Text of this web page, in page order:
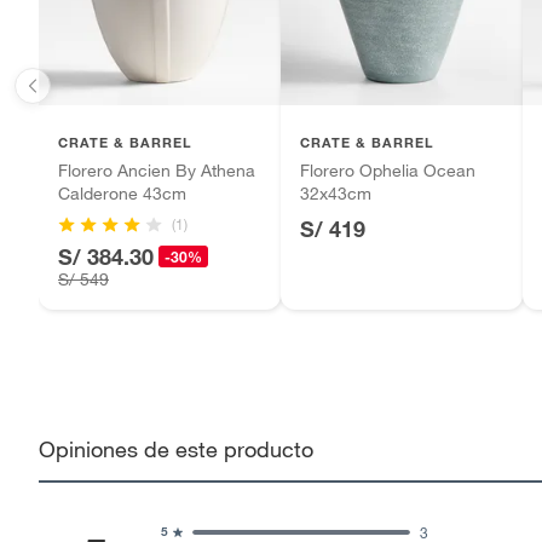
Motocicletas y bicicletas motorizadas.
Licores y cigarros electrónicos.
CRATE & BARREL
Florero Ancien By Athena
Calderone 43cm
(1)
S/ 384.30 -30%
S/ 549
CRATE & BARREL
Florero Ophelia Ocean
32x43cm
S/ 419
Opiniones de este producto
5 3